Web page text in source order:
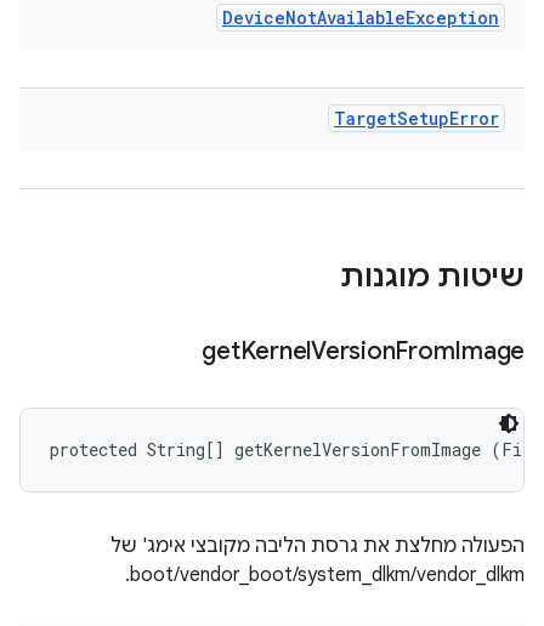
DeviceNotAvailableException
TargetSetupError
שיטות מוגנות
getKernelVersionFromImage
protected String[] getKernelVersionFromImage
הפעולה מחלצת את גרסת הליבה מקובצי אימג' של
boot/vendor_boot/system_dlkm/vendor_dlkm.